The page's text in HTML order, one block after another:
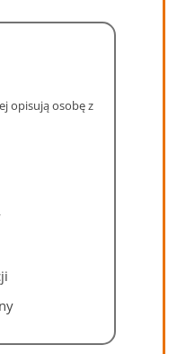
opisują osobę z